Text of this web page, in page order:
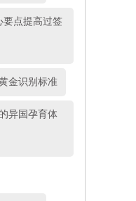
要点提高过签
金识别标准
异国孕育体